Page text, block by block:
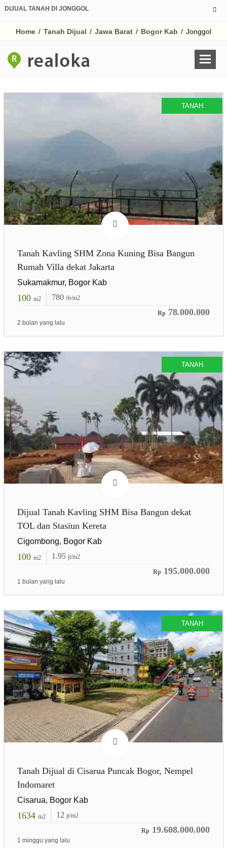
DIJUAL TANAH DI JONGGOL
Home / Tanah Dijual / Jawa Barat / Bogor Kab / Jonggol
TANAH
Tanah Kavling SHM Zona Kuning Bisa Bangun
Rumah Villa dekat Jakarta
Sukamakmur, Bogor Kab
100 m2 780 rb/m2
Rp 78.000.000
2 bulan yang lalu
TANAH
Dijual Tanah Kavling SHM Bisa Bangun dekat
TOL dan Stasiun Kereta
Cigombong, Bogor Kab
100 m2 1.95 jt/m2
Rp 195.000.000
1 bulan yang lalu
TANAH
Tanah Dijual di Cisarua Puncak Bogor, Nempel
Indomaret
Cisarua, Bogor Kab
1634 m2 12 jt/m2
Rp 19.608.000.000
1 minggu yang lalu